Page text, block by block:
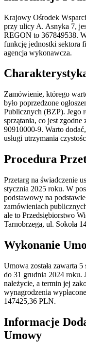
Krajowy Ośrodek
przy ulicy A. Asnyka 7,
REGON to 367849538.
funkcję jednostki sektora
agencja wykonawcza.
Zamówienie, którego
było poprzedzone
Publicznych (BZP). Jego
sprzątania, co jest
90910000-9. Warto
usługi utrzymania
Procedura
Przetarg na świadczenie
stycznia 2025 roku. W
podstawowy na
zamówieniach
ale to Przedsiębiorstwo
Tarnobrzega, ul. Sokoła
Wykonanie
Umowa została zawarta
do 31 grudnia 2024 roku.
należycie, a termin jej
wynagrodzenia
147425,36 PLN.
Informacje
Umowy